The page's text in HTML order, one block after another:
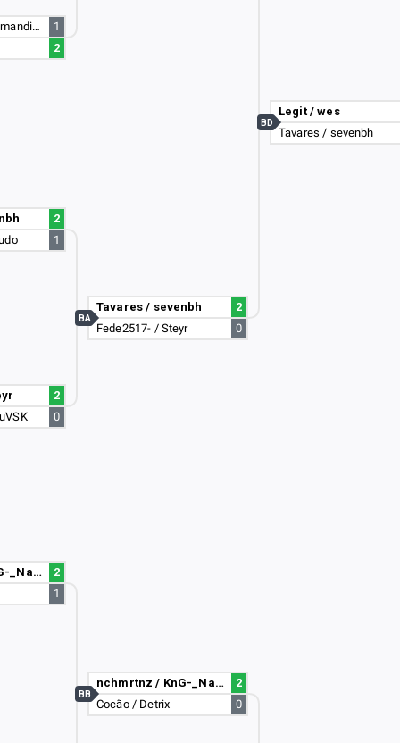
Renato429 / Themandiga
1
2
2
1
2
0
nchmrtnz / KnG-_Nauu234
2
1
Tavares / sevenbh
2
Fede2517- / Steyr
0
BA
nchmrtnz / KnG-_Nauu234
2
Cocão / Detrix
0
BB
Legit / wes
Tavares / sevenbh
BD